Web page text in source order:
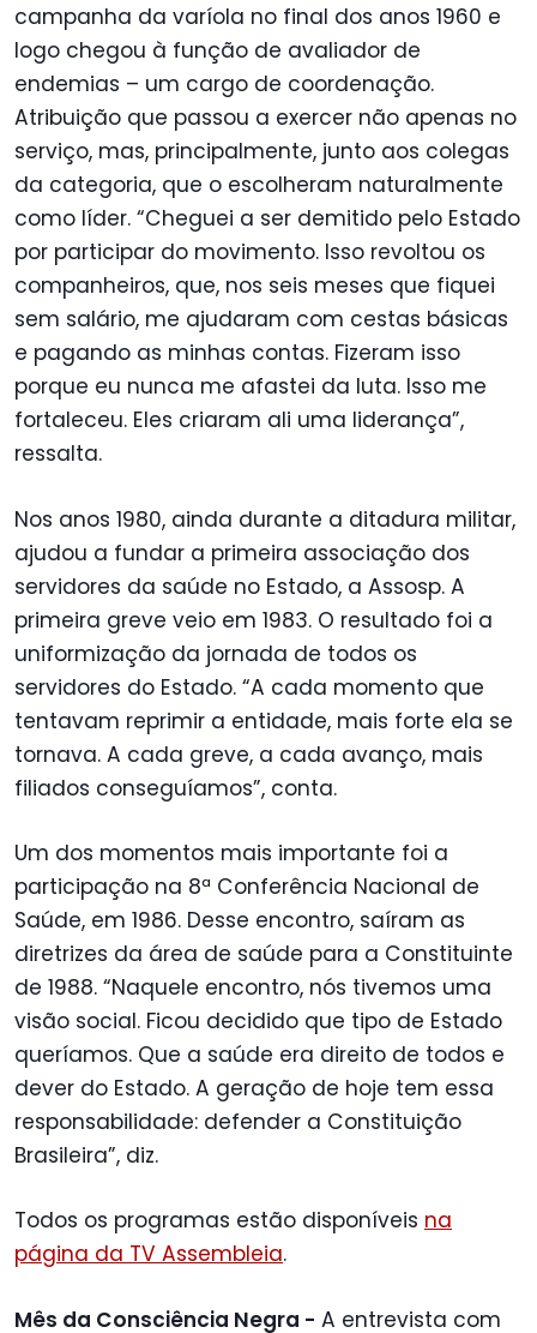
campanha da varíola no final dos anos 1960 e
logo chegou à função de avaliador de
endemias – um cargo de coordenação.
Atribuição que passou a exercer não apenas no
serviço, mas, principalmente, junto aos colegas
da categoria, que o escolheram naturalmente
como líder. “Cheguei a ser demitido pelo Estado
por participar do movimento. Isso revoltou os
companheiros, que, nos seis meses que fiquei
sem salário, me ajudaram com cestas básicas
e pagando as minhas contas. Fizeram isso
porque eu nunca me afastei da luta. Isso me
fortaleceu. Eles criaram ali uma liderança”,
ressalta.
Nos anos 1980, ainda durante a ditadura militar,
ajudou a fundar a primeira associação dos
servidores da saúde no Estado, a Assosp. A
primeira greve veio em 1983. O resultado foi a
uniformização da jornada de todos os
servidores do Estado. “A cada momento que
tentavam reprimir a entidade, mais forte ela se
tornava. A cada greve, a cada avanço, mais
filiados conseguíamos”, conta.
Um dos momentos mais importante foi a
participação na 8ª Conferência Nacional de
Saúde, em 1986. Desse encontro, saíram as
diretrizes da área de saúde para a Constituinte
de 1988. “Naquele encontro, nós tivemos uma
visão social. Ficou decidido que tipo de Estado
queríamos. Que a saúde era direito de todos e
dever do Estado. A geração de hoje tem essa
responsabilidade: defender a Constituição
Brasileira”, diz.
Todos os programas estão disponíveis na
página da TV Assembleia.
Mês da Consciência Negra - A entrevista com